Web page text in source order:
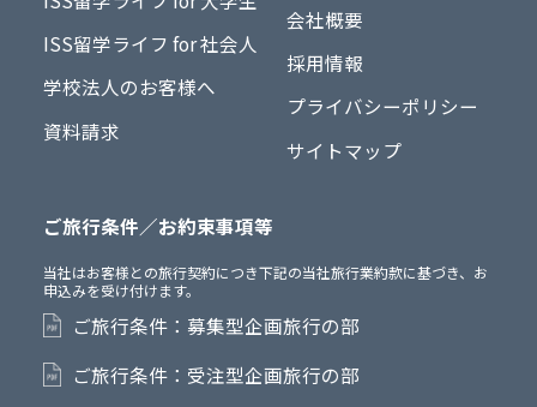
ISS留学ライフ for 社会人
学校法人のお客様へ
資料請求
会社概要
採用情報
プライバシーポリシー
サイトマップ
ご旅行条件／お約束事項等
当社はお客様との旅行契約につき下記の当社旅行業約款に基づき、お
申込みを受け付けます。
ご旅行条件：募集型企画旅行の部
ご旅行条件：受注型企画旅行の部